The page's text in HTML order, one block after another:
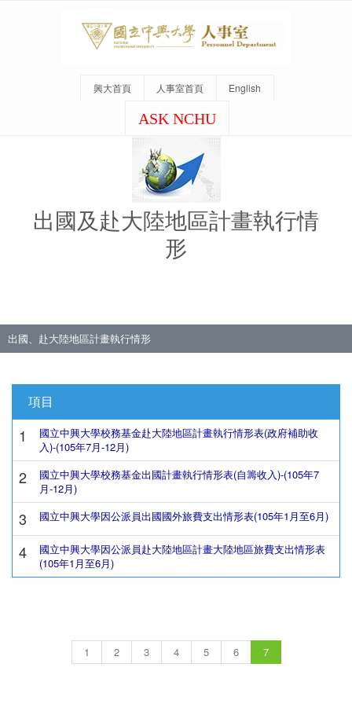
興大首頁 人事室首頁 English
ASK NCHU
出國及赴大陸地區計畫執行情
形
出國、赴大陸地區計畫執行情形
項目
1
國立中興大學校務基金赴大陸地區計畫執行情形表(政府補助收
入)-(105年7月-12月)
2
國立中興大學校務基金出國計畫執行情形表(自籌收入)-(105年7
月-12月)
3 國立中興大學因公派員出國國外旅費支出情形表(105年1月至6月)
4
國立中興大學因公派員赴大陸地區計畫大陸地區旅費支出情形表
(105年1月至6月)
1 2 3 4 5 6 7